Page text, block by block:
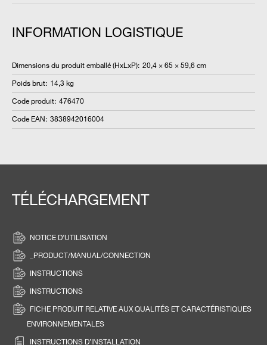
INFORMATION LOGISTIQUE
Dimensions du produit emballé (HxLxP): 20,4 × 65 × 59,6 cm
Poids brut: 14,3 kg
Code produit: 476470
Code EAN: 3838942016004
TÉLÉCHARGEMENT
NOTICE D'UTILISATION
_PRODUCT/MANUAL/CONNECTION
INSTRUCTIONS
INSTRUCTIONS
FICHE PRODUIT RELATIVE AUX QUALITÉS ET CARACTÉRISTIQUES
ENVIRONNEMENTALES
INSTRUCTIONS D’INSTALLATION